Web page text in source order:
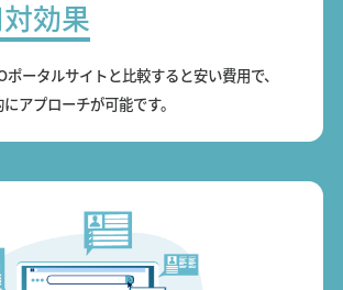
効果
ポータルサイトと比較すると安い費用で、
アプローチが可能です。